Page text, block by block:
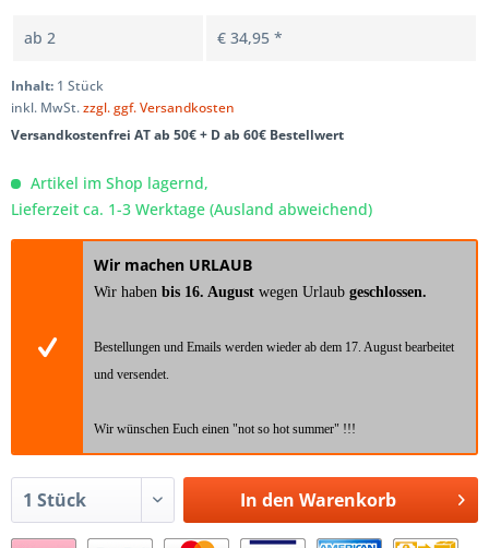
ab 2 € 34,95 *
Inhalt: 1 Stück
inkl. MwSt.zzgl. ggf. Versandkosten
Versandkostenfrei AT ab 50€ + D ab 60€ Bestellwert
Artikel im Shop lagernd,
Lieferzeit ca. 1-3 Werktage (Ausland abweichend)
Wir machen URLAUB
Wir haben bis 16. August wegen Urlaub geschlossen.
Bestellungen und Emails werden wieder ab dem 17. August bearbeitet
und versendet.
Wir wünschen Euch einen "not so hot summer" !!!
In den Warenkorb